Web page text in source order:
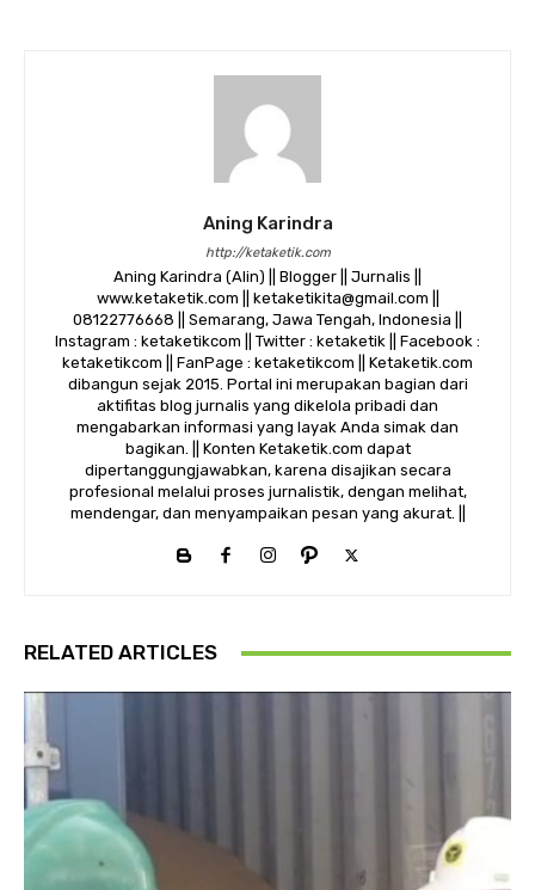
Aning Karindra
http://ketaketik.com
Aning Karindra (Alin) || Blogger || Jurnalis ||
www.ketaketik.com || ketaketikita@gmail.com ||
08122776668 || Semarang, Jawa Tengah, Indonesia ||
Instagram : ketaketikcom || Twitter : ketaketik || Facebook :
ketaketikcom || FanPage : ketaketikcom || Ketaketik.com
dibangun sejak 2015. Portal ini merupakan bagian dari
aktifitas blog jurnalis yang dikelola pribadi dan
mengabarkan informasi yang layak Anda simak dan
bagikan. || Konten Ketaketik.com dapat
dipertanggungjawabkan, karena disajikan secara
profesional melalui proses jurnalistik, dengan melihat,
mendengar, dan menyampaikan pesan yang akurat. ||
RELATED ARTICLES